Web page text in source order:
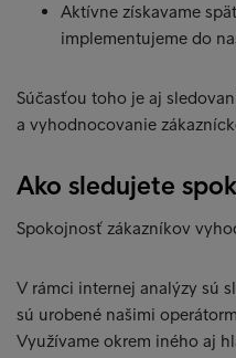
Aktívne získavame
implementujeme do
Súčasťou toho je aj
a vyhodnocovanie
Ako sledujete
Spokojnosť zákazníkov
V rámci internej analýzy sú
sú urobené našimi
Využívame okrem iného aj